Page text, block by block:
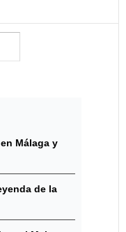
Málaga y
de la